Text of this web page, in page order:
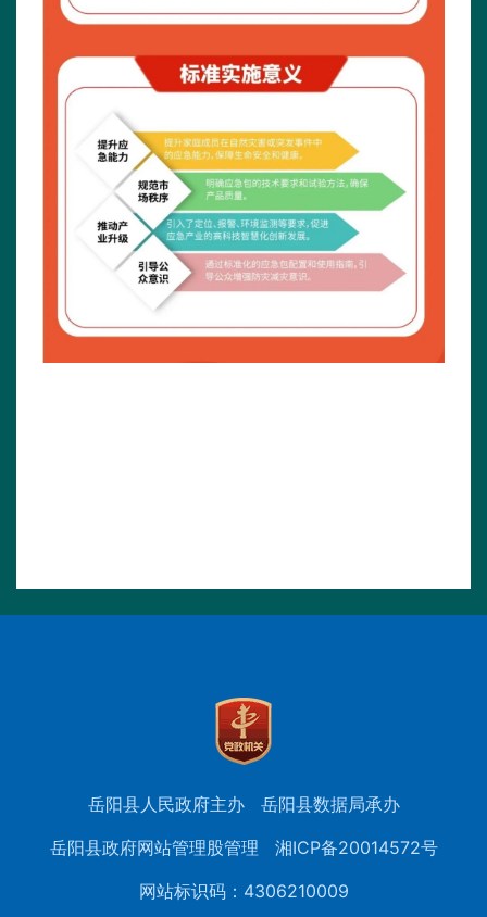
岳阳县人民政府主办
岳阳县数据局承办
岳阳县政府网站管理股管理
湘ICP备20014572号
网站标识码：4306210009